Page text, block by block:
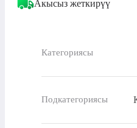
Акысыз жеткирүү
Категориясы
Подкатегориясы